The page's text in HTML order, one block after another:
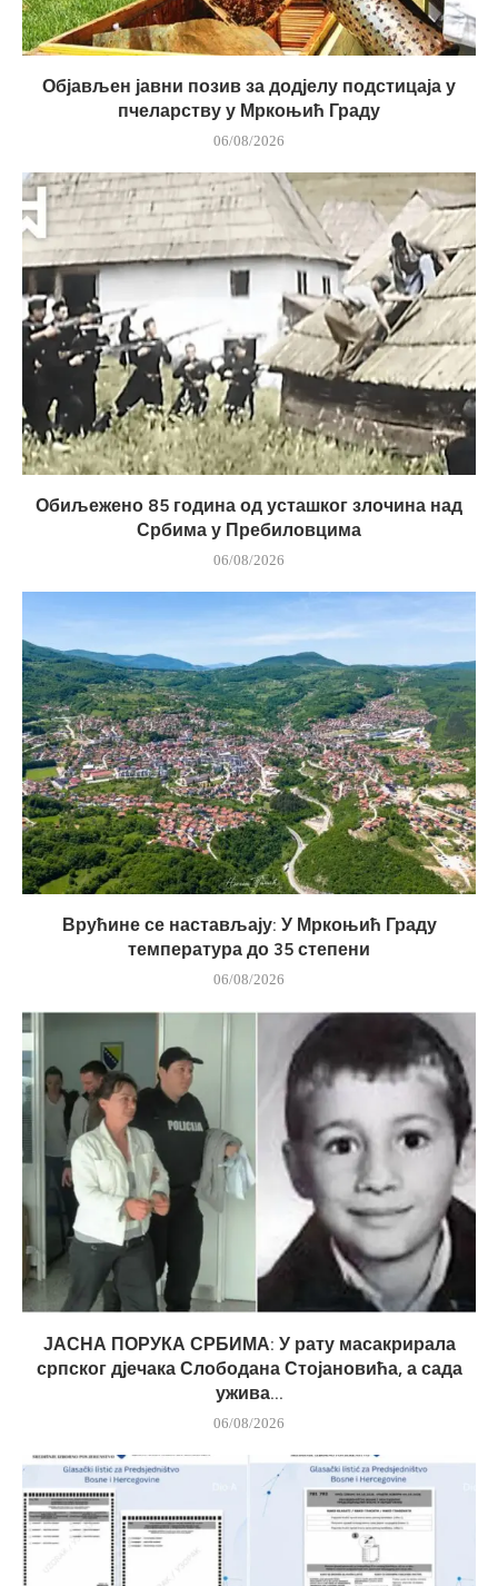
Објављен јавни позив за додјелу подстицаја у
пчеларству у Мркоњић Граду
06/08/2026
Обиљежено 85 година од усташког злочина над
Србима у Пребиловцима
06/08/2026
Врућине се настављају: У Мркоњић Граду
температура до 35 степени
06/08/2026
ЈАСНА ПОРУКА СРБИМА: У рату масакрирала
српског дјечака Слободана Стојановића, а сада
ужива...
06/08/2026